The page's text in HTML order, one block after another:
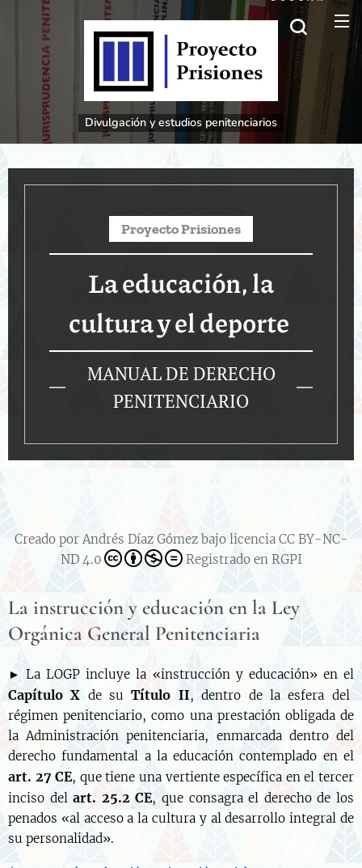
Divulgación y estudios penitenciarios
ProyectoPrisiones
La educación, la
cultura y el deporte
MANUAL DE DERECHO
PENITENCIARIO
Creado por Andrés Díaz Gómez bajo licencia CC BY-NC-
ND 4.0
Registrado en RGPI
La instrucción y educación en la Ley
Orgánica General Penitenciaria
► La LOGP incluye la «instrucción y educación» en el
Capítulo X de suTítulo II, dentro de la esfera del
régimen penitenciario, como una prestación obligada de
la Administración penitenciaria, enmarcada dentro del
derecho fundamental a la educación contemplado en el
art. 27 CE, que tiene una vertiente específica en el tercer
inciso delart. 25.2 CE, que consagra el derecho de los
penados «al acceso a la cultura y al desarrollo integral de
su personalidad».